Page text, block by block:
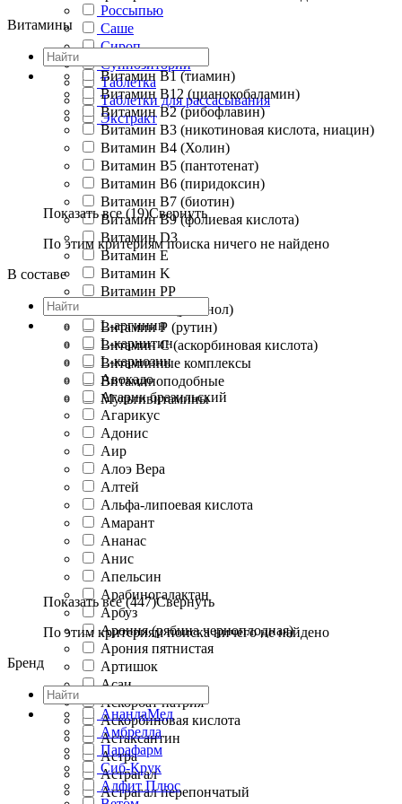
Россыпью
Саше
Сироп
Суппозитории
Таблетка
Таблетки для рассасывания
Экстракт
Витамины
Витамин B1 (тиамин)
Витамин B12 (цианокобаламин)
Витамин B2 (рибофлавин)
Витамин B3 (никотиновая кислота, ниацин)
Витамин B4 (Холин)
Витамин B5 (пантотенат)
Витамин B6 (пиридоксин)
Витамин B7 (биотин)
Витамин B9 (фолиевая кислота)
Витамин D3
Витамин E
Витамин K
Витамин PP
Витамин А (ретинол)
Витамин Р (рутин)
Витамин С (аскорбиновая кислота)
Витаминные комплексы
Витаминоподобные
Мультивитамины
Показать все (19)Свернуть
По этим критериям поиска ничего не найдено
В составе
L-аргинин
L-карнитин
L-карнозин
Авокадо
Агарик бразильский
Агарикус
Адонис
Аир
Алоэ Вера
Алтей
Альфа-липоевая кислота
Амарант
Ананас
Анис
Апельсин
Арабиногалактан
Арбуз
Арония (рябина черноплодная)
Арония пятнистая
Артишок
Асаи
Аскорбат натрия
Аскорбиновая кислота
Астаксантин
Астра
Астрагал
Астрагал перепончатый
Показать все (447)Свернуть
По этим критериям поиска ничего не найдено
Бренд
АнандаМед
Амбрелла
Парафарм
Сиб-Крук
Алфит Плюс